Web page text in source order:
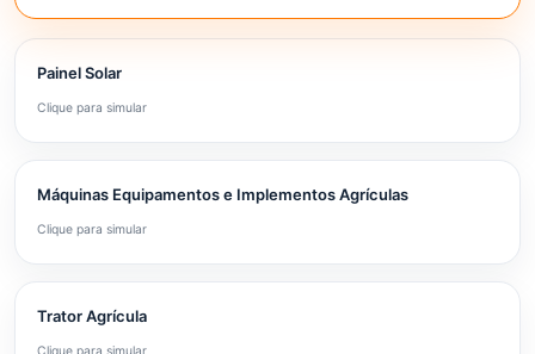
Painel Solar
Clique para simular
Máquinas Equipamentos e Implementos Agrículas
Clique para simular
Trator Agrícula